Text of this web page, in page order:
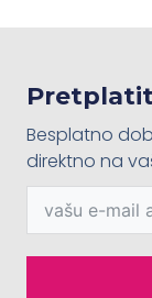
Besplatno
direktno na